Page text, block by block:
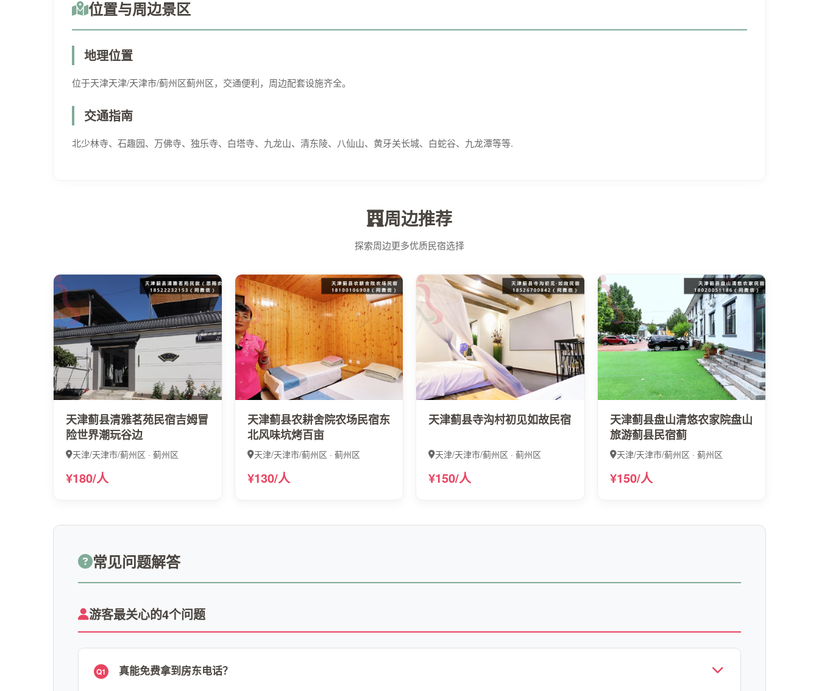
位置与周边景区
地理位置
位于天津天津/天津市/蓟州区蓟州区，交通便利，周边配套设施齐全。
交通指南
北少林寺、石趣园、万佛寺、独乐寺、白塔寺、九龙山、清东陵、八仙山、黄牙关长城、白蛇谷、九龙潭等等.
周边推荐
探索周边更多优质民宿选择
天津蓟县清雅茗苑民宿吉姆冒
险世界潮玩谷边
天津/天津市/蓟州区 · 蓟州区
¥180/人
天津蓟县农耕舍院农场民宿东
北风味坑烤百亩
天津/天津市/蓟州区 · 蓟州区
¥130/人
天津蓟县寺沟村初见如故民宿
天津/天津市/蓟州区 · 蓟州区
¥150/人
天津蓟县盘山清悠农家院盘山
旅游蓟县民宿蓟
天津/天津市/蓟州区 · 蓟州区
¥150/人
常见问题解答
游客最关心的4个问题
Q1 真能免费拿到房东电话？